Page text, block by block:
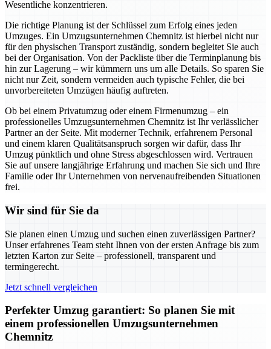
Wesentliche konzentrieren.
Die richtige Planung ist der Schlüssel zum Erfolg eines jeden
Umzuges. Ein Umzugsunternehmen Chemnitz ist hierbei nicht nur
für den physischen Transport zuständig, sondern begleitet Sie auch
bei der Organisation. Von der Packliste über die Terminplanung bis
hin zur Lagerung – wir kümmern uns um alle Details. So sparen Sie
nicht nur Zeit, sondern vermeiden auch typische Fehler, die bei
unvorbereiteten Umzügen häufig auftreten.
Ob bei einem Privatumzug oder einem Firmenumzug – ein
professionelles Umzugsunternehmen Chemnitz ist Ihr verlässlicher
Partner an der Seite. Mit moderner Technik, erfahrenem Personal
und einem klaren Qualitätsanspruch sorgen wir dafür, dass Ihr
Umzug pünktlich und ohne Stress abgeschlossen wird. Vertrauen
Sie auf unsere langjährige Erfahrung und machen Sie sich und Ihre
Familie oder Ihr Unternehmen von nervenaufreibenden Situationen
frei.
Wir sind für Sie da
Sie planen einen Umzug und suchen einen zuverlässigen Partner?
Unser erfahrenes Team steht Ihnen von der ersten Anfrage bis zum
letzten Karton zur Seite – professionell, transparent und
termingerecht.
Jetzt schnell vergleichen
Perfekter Umzug garantiert: So planen Sie mit
einem professionellen Umzugsunternehmen
Chemnitz